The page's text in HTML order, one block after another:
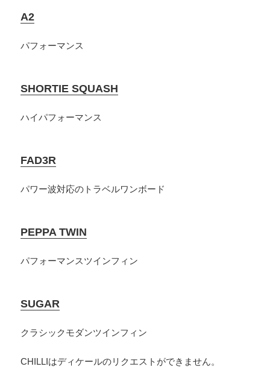
A2
パフォーマンス
SHORTIE SQUASH
ハイパフォーマンス
FAD3R
パワー波対応のトラベルワンボード
PEPPA TWIN
パフォーマンスツインフィン
SUGAR
クラシックモダンツインフィン
CHILLIはディケールのリクエストができません。